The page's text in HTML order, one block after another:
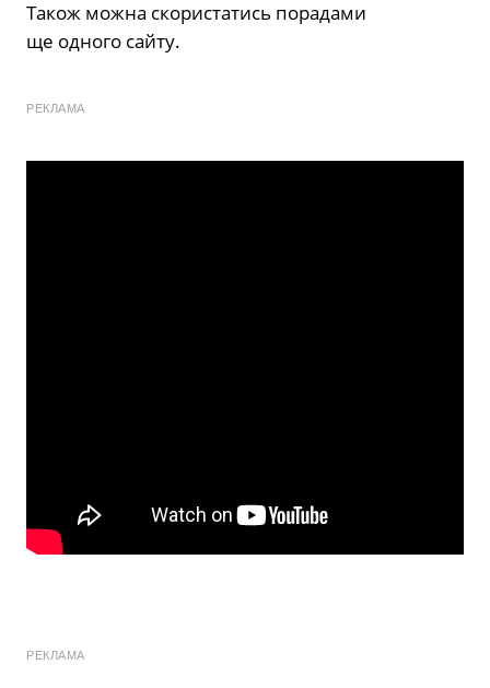
Також можна скористатись порадами
ще одного сайту.
РЕКЛАМА
РЕКЛАМА